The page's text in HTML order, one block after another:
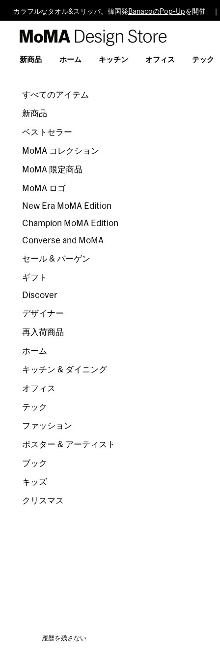
カラフルなタオル&スリッパ。韓国発 BanacoのPop-Upを開催
Design
新商品 ホーム キッチン オフィス テック
すべてのアイテム
新商品
ベストセラー
MoMA コレクション
MoMA 限定商品
MoMA ロゴ
New Era MoMA Edition
Champion MoMA Edition
Converse and MoMA
セール & バーゲン
ギフト
Discover
デザイナー
再入荷商品
ホーム
キッチン & ダイニング
オフィス
テック
ファッション
ポスター & アーティスト
ブック
キッズ
クリスマス
履歴を残さない